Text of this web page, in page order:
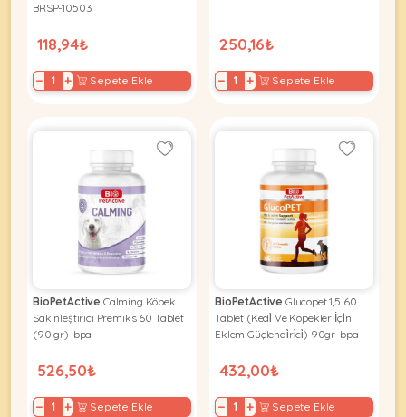
BRSP-10503
118,94₺
− + Sepete Ekle
250,16₺
− + Sepete Ekle
BioPetActive Calming Köpek
Sakinleştirici Premiks 60 Tablet
(90 gr)-bpa
526,50₺
− + Sepete Ekle
BioPetActive Glucopet 1,5 60
Tablet (Kedi̇ Ve Köpekler İçi̇n
Eklem Güçlendi̇ri̇ci̇) 90gr-bpa
432,00₺
− + Sepete Ekle